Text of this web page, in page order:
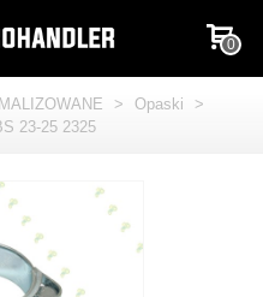
0
> Opaski
>
23-25 2325